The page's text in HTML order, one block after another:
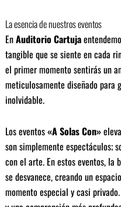
La esencia de nuestros eventos
EnAuditorio Cartuja
tangible que se siente en cada
el primer momento sentirás un
meticulosamente diseñado para
inolvidable.
Los eventos«A Solas Con»
son simplemente espectáculos;
con el arte. En estos eventos,
se desvanece, creando un
momento especial y casi